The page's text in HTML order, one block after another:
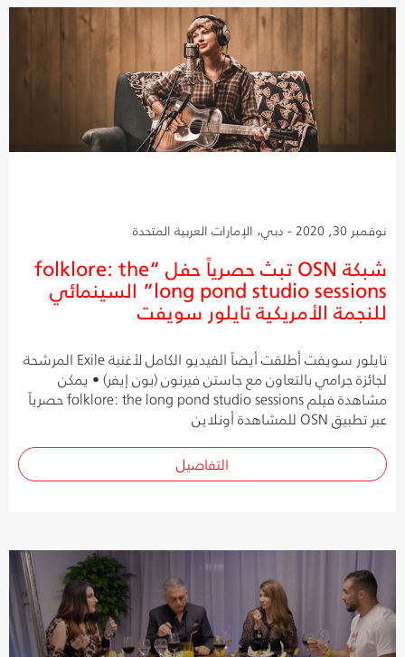
نوفمبر 30, 2020 - دبي، الإمارات العربية المتحدة
شبكة OSN تبث حصرياً حفل “folklore: the
long pond studio sessions” السينمائي
للنجمة الأمريكية تايلور سويفت
تايلور سويفت أطلقت أيضاً الفيديو الكامل لأغنية Exile المرشحة
لجائزة جرامي بالتعاون مع جاستن فيرنون (بون إيفر) • يمكن
مشاهدة فيلم folklore: the long pond studio sessions حصرياً
عبر تطبيق OSN للمشاهدة أونلاين
التفاصيل